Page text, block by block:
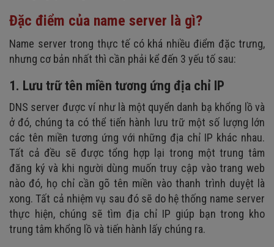
Đặc điểm của name server là gì?
Name server trong thực tế có khá nhiều điểm đặc trưng,
nhưng cơ bản nhất thì cần phải kể đến 3 yếu tố sau:
1. Lưu trữ tên miền tương ứng địa chỉ IP
DNS server được ví như là một quyển danh bạ khổng lồ và
ở đó, chúng ta có thể tiến hành lưu trữ một số lượng lớn
các tên miền tương ứng với những địa chỉ IP khác nhau.
Tất cả đều sẽ được tổng hợp lại trong một trung tâm
đăng ký và khi người dùng muốn truy cập vào trang web
nào đó, họ chỉ cần gõ tên miền vào thanh trình duyệt là
xong. Tất cả nhiệm vụ sau đó sẽ do hệ thống name server
thực hiện, chúng sẽ tìm địa chỉ IP giúp bạn trong kho
trung tâm khổng lồ và tiến hành lấy chúng ra.